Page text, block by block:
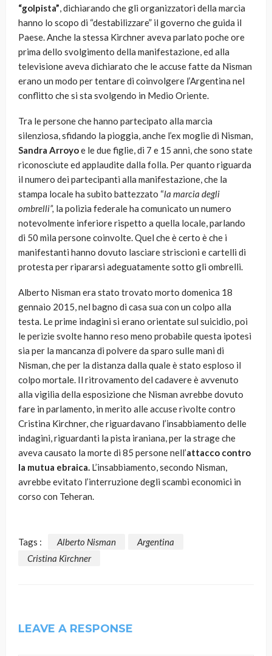
“golpista”, dichiarando che gli organizzatori della marcia
hanno lo scopo di “destabilizzare” il governo che guida il
Paese. Anche la stessa Kirchner aveva parlato poche ore
prima dello svolgimento della manifestazione, ed alla
televisione aveva dichiarato che le accuse fatte da Nisman
erano un modo per tentare di coinvolgere l’Argentina nel
conflitto che si sta svolgendo in Medio Oriente.
Tra le persone che hanno partecipato alla marcia
silenziosa, sfidando la pioggia, anche l’ex moglie di Nisman,
Sandra Arroyoe le due figlie, di 7 e 15 anni, che sono state
riconosciute ed applaudite dalla folla. Per quanto riguarda
il numero dei partecipanti alla manifestazione, che la
stampa locale ha subito battezzato “la marcia degli
ombrelli”, la polizia federale ha comunicato un numero
notevolmente inferiore rispetto a quella locale, parlando
di 50 mila persone coinvolte. Quel che è certo è che i
manifestanti hanno dovuto lasciare striscioni e cartelli di
protesta per ripararsi adeguatamente sotto gli ombrelli.
Alberto Nisman era stato trovato morto domenica 18
gennaio 2015, nel bagno di casa sua con un colpo alla
testa. Le prime indagini si erano orientate sul suicidio, poi
le perizie svolte hanno reso meno probabile questa ipotesi
sia per la mancanza di polvere da sparo sulle mani di
Nisman, che per la distanza dalla quale è stato esploso il
colpo mortale. Il ritrovamento del cadavere è avvenuto
alla vigilia della esposizione che Nisman avrebbe dovuto
fare in parlamento, in merito alle accuse rivolte contro
Cristina Kirchner, che riguardavano l’insabbiamento delle
indagini, riguardanti la pista iraniana, per la strage che
aveva causato la morte di 85 persone nell’attacco contro
la mutua ebraica. L’insabbiamento, secondo Nisman,
avrebbe evitato l’interruzione degli scambi economici in
corso con Teheran.
Tags : Alberto Nisman
Argentina
Cristina Kirchner
LEAVE A RESPONSE